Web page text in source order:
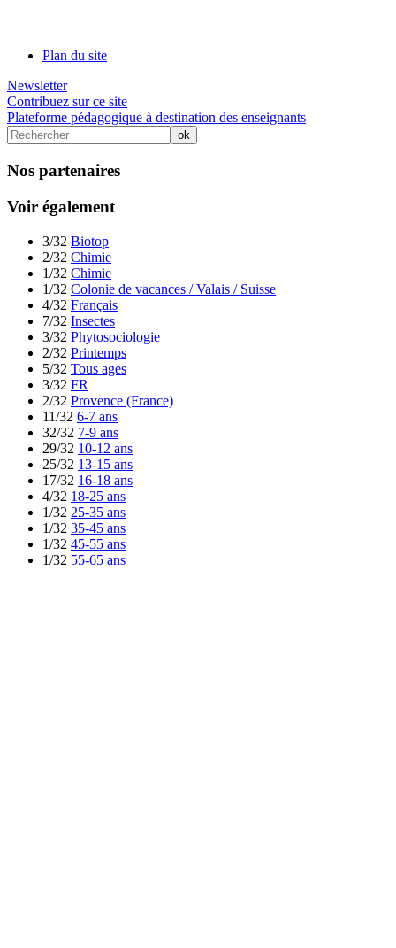
Plan du site
Newsletter
Contribuez sur ce site
Plateforme pédagogique à destination des enseignants
Nos partenaires
Voir également
3/32 Biotop
2/32 Chimie
1/32 Chimie
1/32 Colonie de vacances / Valais / Suisse
4/32 Français
7/32 Insectes
3/32 Phytosociologie
2/32 Printemps
5/32 Tous ages
3/32 FR
2/32 Provence (France)
11/32 6-7 ans
32/32 7-9 ans
29/32 10-12 ans
25/32 13-15 ans
17/32 16-18 ans
4/32 18-25 ans
1/32 25-35 ans
1/32 35-45 ans
1/32 45-55 ans
1/32 55-65 ans